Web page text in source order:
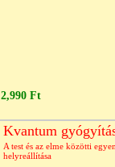
2,990 Ft
Kvantum
A test és az elme közötti
helyreállítása